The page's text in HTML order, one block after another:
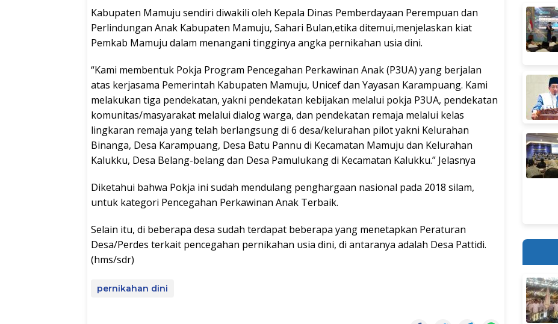
Kabupaten Mamuju sendiri diwakili oleh Kepala Dinas Pemberdayaan Perempuan dan
Perlindungan Anak Kabupaten Mamuju, Sahari Bulan,etika ditemui,menjelaskan kiat
Pemkab Mamuju dalam menangani tingginya angka pernikahan usia dini.
“Kami membentuk Pokja Program Pencegahan Perkawinan Anak (P3UA) yang berjalan
atas kerjasama Pemerintah Kabupaten Mamuju, Unicef dan Yayasan Karampuang. Kami
melakukan tiga pendekatan, yakni pendekatan kebijakan melalui pokja P3UA, pendekatan
komunitas/masyarakat melalui dialog warga, dan pendekatan remaja melalui kelas
lingkaran remaja yang telah berlangsung di 6 desa/kelurahan pilot yakni Kelurahan
Binanga, Desa Karampuang, Desa Batu Pannu di Kecamatan Mamuju dan Kelurahan
Kalukku, Desa Belang-belang dan Desa Pamulukang di Kecamatan Kalukku.” Jelasnya
Diketahui bahwa Pokja ini sudah mendulang penghargaan nasional pada 2018 silam,
untuk kategori Pencegahan Perkawinan Anak Terbaik.
Selain itu, di beberapa desa sudah terdapat beberapa yang menetapkan Peraturan
Desa/Perdes terkait pencegahan pernikahan usia dini, di antaranya adalah Desa Pattidi.
(hms/sdr)
pernikahan dini